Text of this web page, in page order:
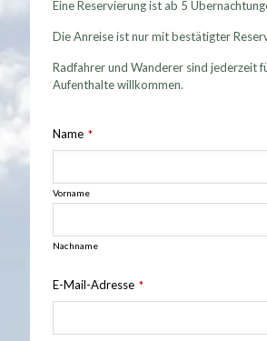
Eine Reservierung ist ab 5
Die Anreise ist nur mit bestätigter
Radfahrer und Wanderer sind jederzeit
Aufenthalte willkommen.
Name *
Vorname
Nachname
E-Mail-Adresse *